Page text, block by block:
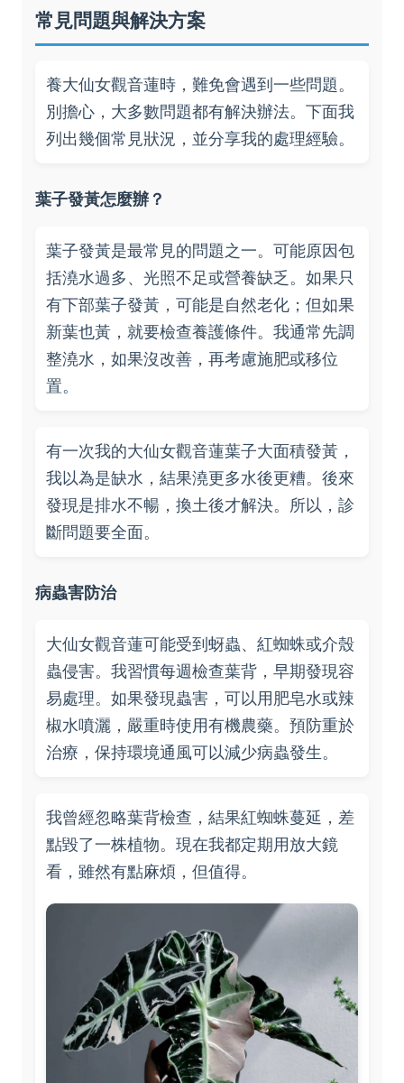
常見問題與解決方案
養大仙女觀音蓮時，難免會遇到一些問題。
別擔心，大多數問題都有解決辦法。下面我
列出幾個常見狀況，並分享我的處理經驗。
葉子發黃怎麼辦？
葉子發黃是最常見的問題之一。可能原因包
括澆水過多、光照不足或營養缺乏。如果只
有下部葉子發黃，可能是自然老化；但如果
新葉也黃，就要檢查養護條件。我通常先調
整澆水，如果沒改善，再考慮施肥或移位
置。
有一次我的大仙女觀音蓮葉子大面積發黃，
我以為是缺水，結果澆更多水後更糟。後來
發現是排水不暢，換土後才解決。所以，診
斷問題要全面。
病蟲害防治
大仙女觀音蓮可能受到蚜蟲、紅蜘蛛或介殼
蟲侵害。我習慣每週檢查葉背，早期發現容
易處理。如果發現蟲害，可以用肥皂水或辣
椒水噴灑，嚴重時使用有機農藥。預防重於
治療，保持環境通風可以減少病蟲發生。
我曾經忽略葉背檢查，結果紅蜘蛛蔓延，差
點毀了一株植物。現在我都定期用放大鏡
看，雖然有點麻煩，但值得。